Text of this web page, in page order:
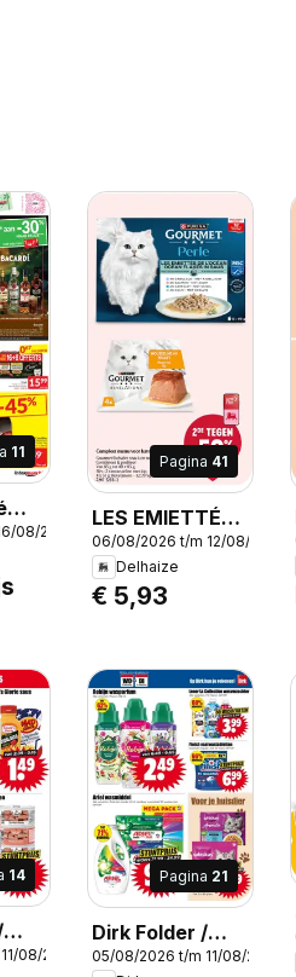
11
33
08/2026
Pagina 41
LES EMIETTÉS
DE L'OCÉAN
OCEAN FLAKES
IN SAUS, AU
KABELJAUW AU
SAUMON • MET
ZALM AU
CARRELET •
MET SCHOL AU
COLIN • MET
KOOLVIS
06/08/2026 t/m 12/08/2026
Delhaize
€ 5,93
14
08/2026
Pagina 21
Dirk Folder /
Publicité
05/08/2026 t/m 11/08/2026